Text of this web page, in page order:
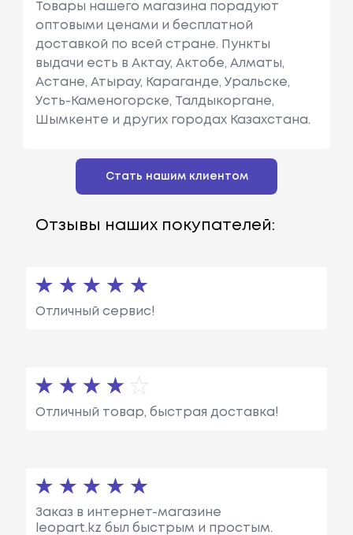
Товары нашего магазина порадуют
оптовыми ценами и бесплатной
доставкой по всей стране. Пункты
выдачи есть в Актау, Актобе, Алматы,
Астане, Атырау, Караганде, Уральске,
Усть-Каменогорске, Талдыкоргане,
Шымкенте и других городах Казахстана.
Стать нашим клиентом
Отзывы наших покупателей:
Отличный сервис!
Отличный товар, быстрая доставка!
Заказ в интернет-магазине
leopart.kz был быстрым и простым.